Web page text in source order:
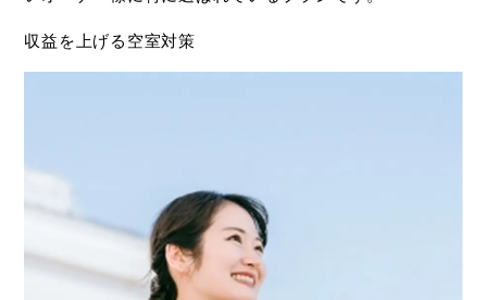
収益を上げる空室対策